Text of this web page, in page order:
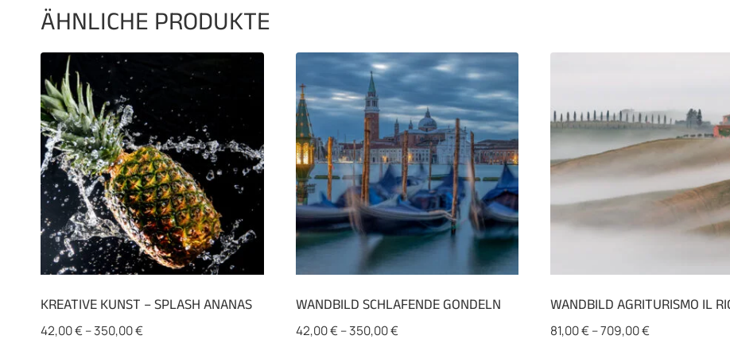
ÄHNLICHE PRODUKTE
KREATIVE KUNST – SPLASH ANANAS
42,00€–350,00€
WANDBILD SCHLAFENDE GONDELN
42,00€–350,00€
WANDBILD AGRITURISMO IL
81,00€–709,00€